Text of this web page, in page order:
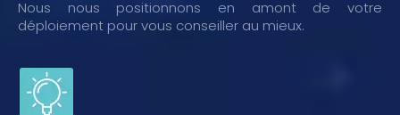
Nous nous positionnons en amont de votre
déploiement pour vous conseiller au mieux.